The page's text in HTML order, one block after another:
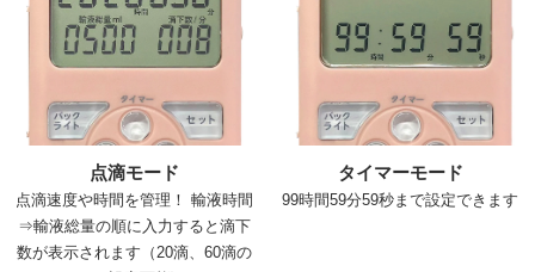
点滴モード
点滴速度や時間を管理！ 輸液時間
⇒輸液総量の順に入力すると滴下
数が表示されます （20滴、60滴の
タイマーモード
99時間59分59秒まで設定できます